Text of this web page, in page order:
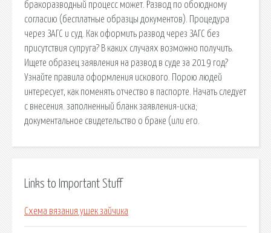
бракоразводный процесс может. Развод по обоюдному
согласию (бесплатные образцы документов). Процедура
через ЗАГС и суд. Как оформить развод через ЗАГС без
присутствия супруга? В каких случаях возможно получить.
Ищете образец заявления на развод в суде за 2019 год?
Узнайте правила оформления искового. Порою людей
интересует, как поменять отчество в паспорте. Начать следует
с внесения. заполненный бланк заявления-иска;
документальное свидетельство о браке (или его.
Links to Important Stuff
Схема вязания ушек зайчика